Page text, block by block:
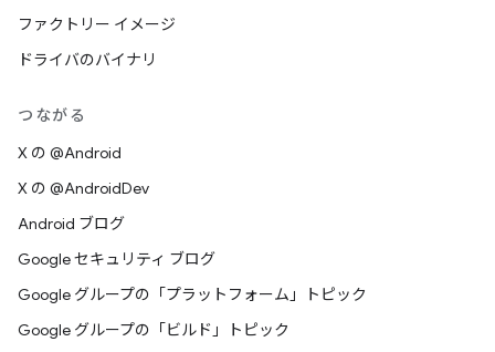
ファクトリー イメージ
ドライバのバイナリ
つながる
X の @Android
X の @AndroidDev
Android ブログ
Google セキュリティ ブログ
Google グループの「プラットフォーム」トピック
Google グループの「ビルド」トピック